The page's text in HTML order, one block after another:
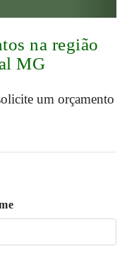
na região
MG
um orçamento